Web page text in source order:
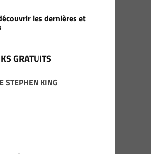
les dernières et
GRATUITS
STEPHEN KING